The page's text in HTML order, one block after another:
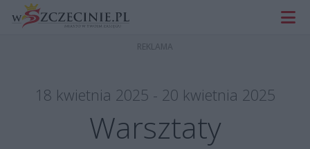
18 kwietnia 2025 - 20 kwietnia 2025
Warsztaty